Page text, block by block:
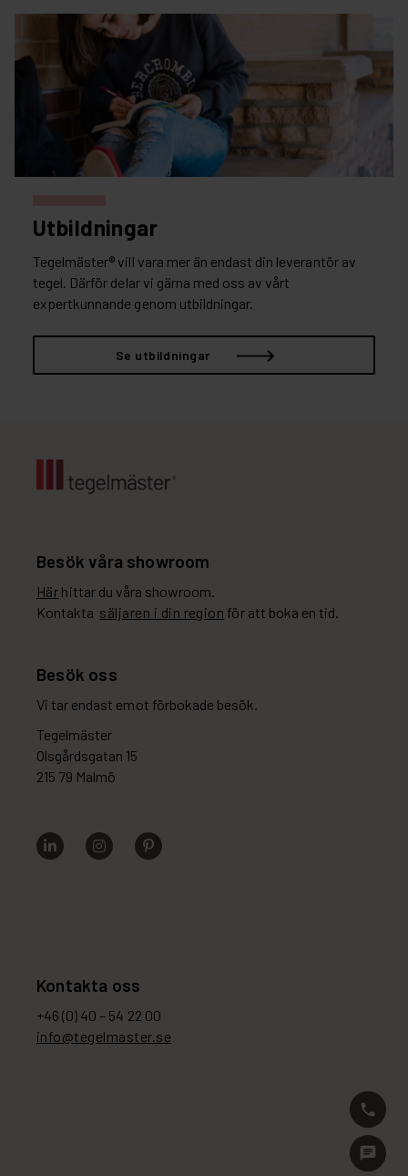
Utbildningar
Tegelmäster® vill vara mer än endast din leverantör av
tegel. Därför delar vi gärna med oss av vårt
expertkunnande genom utbildningar.
Se utbildningar
Kontakta oss
+46 (0) 40 – 54 22 00
info@tegelmaster.se
Besök våra showroom
Här hittar du våra showroom.
Kontakta säljaren i din region för att boka en tid.
Besök oss
Vi tar endast emot förbokade besök.
Tegelmäster
Olsgårdsgatan 15
215 79 Malmö
phone
chat